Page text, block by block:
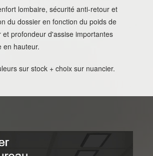
lombaire, sécurité anti-retour et
du dossier en fonction du poids de
et profondeur d'assise importantes
en hauteur.
sur stock + choix sur nuancier.